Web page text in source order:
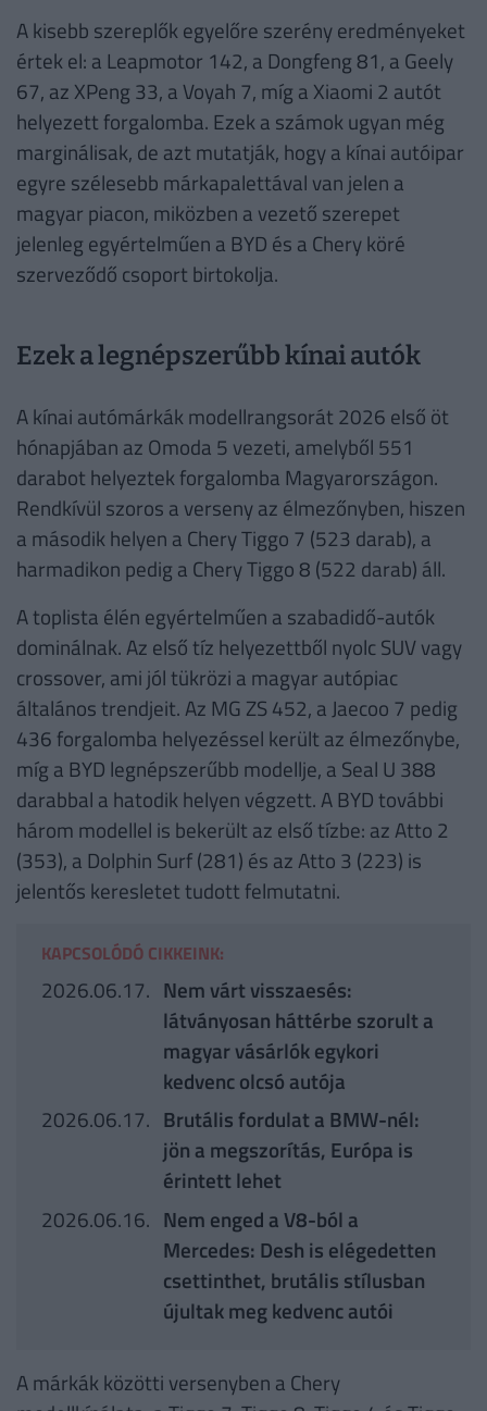
A kisebb szereplők egyelőre szerény eredményeket
értek el: a Leapmotor 142, a Dongfeng 81, a Geely
67, az XPeng 33, a Voyah 7, míg a Xiaomi 2 autót
helyezett forgalomba. Ezek a számok ugyan még
marginálisak, de azt mutatják, hogy a kínai autóipar
egyre szélesebb márkapalettával van jelen a
magyar piacon, miközben a vezető szerepet
jelenleg egyértelműen a BYD és a Chery köré
szerveződő csoport birtokolja.
Ezek a legnépszerűbb kínai autók
A kínai autómárkák modellrangsorát 2026 első öt
hónapjában az Omoda 5 vezeti, amelyből 551
darabot helyeztek forgalomba Magyarországon.
Rendkívül szoros a verseny az élmezőnyben, hiszen
a második helyen a Chery Tiggo 7 (523 darab), a
harmadikon pedig a Chery Tiggo 8 (522 darab) áll.
A toplista élén egyértelműen a szabadidő-autók
dominálnak. Az első tíz helyezettből nyolc SUV vagy
crossover, ami jól tükrözi a magyar autópiac
általános trendjeit. Az MG ZS 452, a Jaecoo 7 pedig
436 forgalomba helyezéssel került az élmezőnybe,
míg a BYD legnépszerűbb modellje, a Seal U 388
darabbal a hatodik helyen végzett. A BYD további
három modellel is bekerült az első tízbe: az Atto 2
(353), a Dolphin Surf (281) és az Atto 3 (223) is
jelentős keresletet tudott felmutatni.
KAPCSOLÓDÓ CIKKEINK:
2026.06.17. Nem várt visszaesés:
látványosan háttérbe szorult a
magyar vásárlók egykori
kedvenc olcsó autója
2026.06.17. Brutális fordulat a BMW-nél:
jön a megszorítás, Európa is
érintett lehet
2026.06.16. Nem enged a V8-ból a
Mercedes: Desh is elégedetten
csettinthet, brutális stílusban
újultak meg kedvenc autói
A márkák közötti versenyben a Chery